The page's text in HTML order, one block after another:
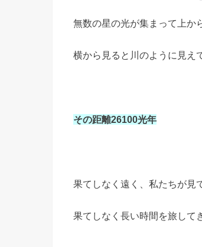
無数の星の光が集まって上か
横から見ると川のように見え
その距離26100光年
果てしなく遠く、私たちが見
果てしなく長い時間を旅して